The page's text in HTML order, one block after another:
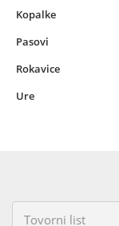
Kopalke
Pasovi
Rokavice
Ure